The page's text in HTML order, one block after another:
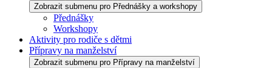
Zobrazit submenu pro Přednášky a workshopy
Přednášky
Workshopy
Aktivity pro rodiče s dětmi
Přípravy na manželství
Zobrazit submenu pro Přípravy na manželství